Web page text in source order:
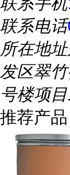
联系电话
所在地址
发区翠
号楼项
推荐产品